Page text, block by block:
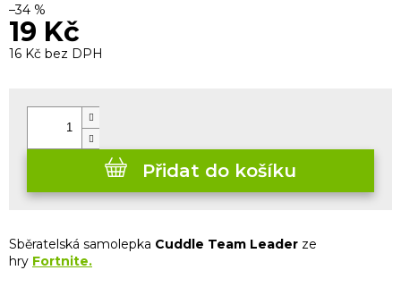
–34 %
19 Kč
16 Kč bez DPH
Přidat do košíku
Sběratelská samolepka Cuddle Team Leader ze
hry Fortnite.